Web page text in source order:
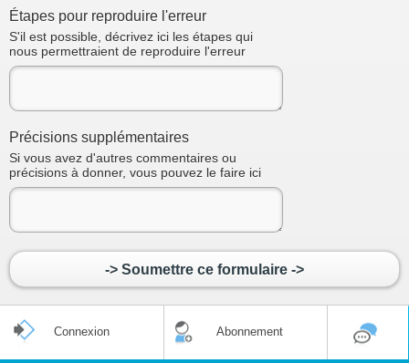
Étapes pour reproduire l'erreur
S'il est possible, décrivez ici les étapes qui
nous permettraient de reproduire l'erreur
Précisions supplémentaires
Si vous avez d'autres commentaires ou
précisions à donner, vous pouvez le faire ici
-> Soumettre ce formulaire ->
Connexion Abonnement